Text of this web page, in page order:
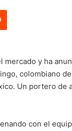
mercado y ha
colombiano
Un portero de
con el